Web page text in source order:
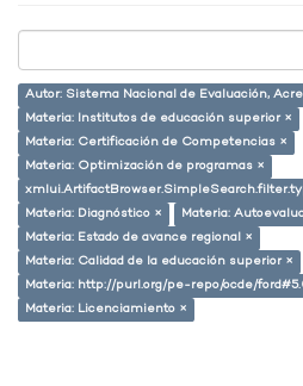
Autor: Sistema Nacional de Evaluación,
Materia: Institutos de educación superior ×
Materia: Certificación de Competencias ×
Materia: Optimización de programas ×
Materia: Diagnóstico ×
Materia:
Materia: Estado de avance regional ×
Materia: Calidad de la educación superior ×
Materia: http://purl.org/pe-repo/ocde/
Materia: Licenciamiento ×